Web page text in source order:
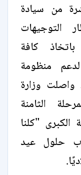
من سيادة
التوجيهات
كافة
لدعم منظومة
واصلت وزارة
الثامنة
الكبرى "كلنا
حلول عيد